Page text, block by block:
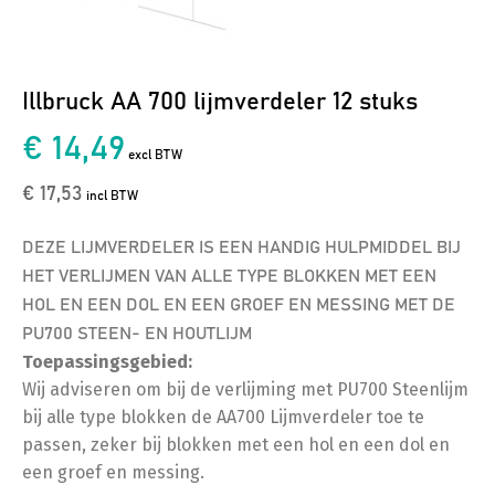
Illbruck AA 700 lijmverdeler 12 stuks
€ 14,49 excl BTW
€ 17,53 incl BTW
DEZE LIJMVERDELER IS EEN HANDIG HULPMIDDEL BIJ
HET VERLIJMEN VAN ALLE TYPE BLOKKEN MET EEN
HOL EN EEN DOL EN EEN GROEF EN MESSING MET DE
PU700 STEEN- EN HOUTLIJM
Toepassingsgebied:
Wij adviseren om bij de verlijming met PU700 Steenlijm
bij alle type blokken de AA700 Lijmverdeler toe te
passen, zeker bij blokken met een hol en een dol en
een groef en messing.